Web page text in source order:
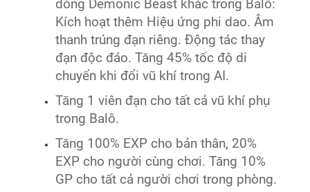
dòng Demonic Beast khác trong Balô:
Kích hoạt thêm Hiệu ứng phi dao. Âm
thanh trúng đạn riêng. Động tác thay
đạn độc đáo. Tăng 45% tốc độ di
chuyển khi đổi vũ khí trong AI.
Tăng 1 viên đạn cho tất cả vũ khí phụ
trong Balô.
Tăng 100% EXP cho bản thân, 20%
EXP cho người cùng chơi. Tăng 10%
GP cho tất cả người chơi trong phòng.